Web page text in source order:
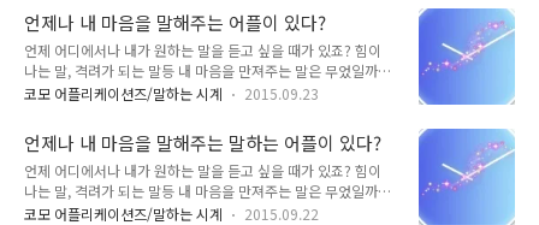
정말 사용법이 쉽습니다. (유치원생 부터 200세까지 누구나)**
안구건조증 및 눈이 침침 하신 분에게도 정말 좋습니다! (라식,
라섹 및 기타 수술 후 시간 확인 시, 새벽에, 아침에 눈 뜰 필요 없
이 시간 확인 할 수 있어요.) 0. 시간 알림 문구를 내 마음대로 만
들 수 있습니다. 1. 단말기를 뒤집거나 손바닥으로 카메라 부분
워 키)를 두 번 연속으로 클릭하면 현재 시간을 말 해줍니..
언제나 내 마음을 말해주는 어플이 있다?
언제 어디에서나 내가 원하는 말을 듣고 싶을 때가 있죠? 힘이
나는 말, 격려가 되는 말등 내 마음을 만져주는 말은 무었일까
요? 정답은 나만 알고 있습니다. 다른 사람이 나의 마음은 알기
을 듣을 수 있게 '말하는 시계 (내 마음을 말해줘)' 라는 앱을 런
칭 했습니다. 사실 대규모 업데이트라고 해야 겠죠. 이전 버전에
서는 말하는 기능 밖에 없었지만, 이번 1.0.9 버전에서는 정말 편
리한 기능이 많이 추가 되었습니다. 1. 현재 시간 말해주기 - 첫
화면의 현재 시간 말해주기를 체크 하고 나서 폰을 뒤집거나, 근
코모 어플리케이션즈/말하는 시계 2015.09.23
언제나 내 마음을 말해주는 말하는 어플이 있다?
언제 어디에서나 내가 원하는 말을 듣고 싶을 때가 있죠? 힘이
나는 말, 격려가 되는 말등 내 마음을 만져주는 말은 무었일까
요? 정답은 나만 알고 있습니다. 다른 사람이 나의 마음은 알기
코모 어플리케이션즈/말하는 시계 2015.09.22